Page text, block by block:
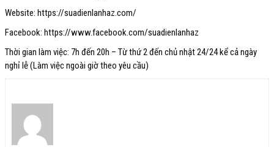
Website: https://suadienlanhaz.com/
Facebook: https://www.facebook.com/suadienlanhaz
Thời gian làm việc: 7h đến 20h – Từ thứ 2 đến chủ nhật 24/24 kể cả ngày
nghỉ lễ (Làm việc ngoài giờ theo yêu cầu)